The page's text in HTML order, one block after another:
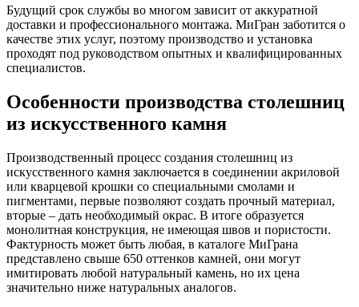
Будущий срок службы во многом зависит от аккуратной
доставки и профессионального монтажа. МиГран заботится о
качестве этих услуг, поэтому производство и установка
проходят под руководством опытных и квалифицированных
специалистов.
Особенности производства столешниц
из искусственного камня
Производственный процесс создания столешниц из
искусственного камня заключается в соединении акриловой
или кварцевой крошки со специальными смолами и
пигментами, первые позволяют создать прочный материал,
вторые – дать необходимый окрас. В итоге образуется
монолитная конструкция, не имеющая швов и пористости.
Фактурность может быть любая, в каталоге МиГрана
представлено свыше 650 оттенков камней, они могут
имитировать любой натуральный камень, но их цена
значительно ниже натуральных аналогов.